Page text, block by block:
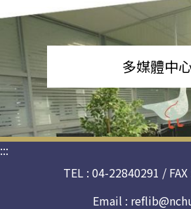
多媒體中
:::
TEL : 04-22840291 /
Email :